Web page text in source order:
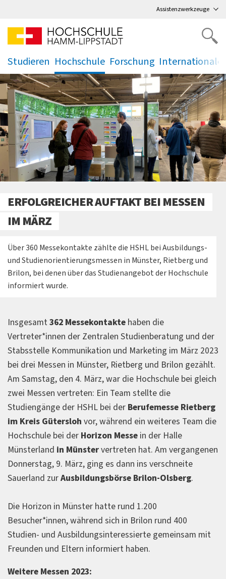
Assistenzwerkzeuge
Studieren
.
Hochschule
.
Forschung
. .
ERFOLGREICHER AUFTAKT BEI MESSEN
IM MÄRZ
Über 360 Messekontakte zählte die HSHL bei Ausbildungs-
und Studienorientierungsmessen in Münster, Rietberg und
Brilon, bei denen über das Studienangebot der Hochschule
informiert wurde.
Insgesamt362 Messekontakte haben die
Vertreter*innen der Zentralen Studienberatung und der
Stabsstelle Kommunikation und Marketing im März 2023
bei drei Messen in Münster, Rietberg und Brilon gezählt.
Am Samstag, den 4. März, war die Hochschule bei gleich
zwei Messen vertreten: Ein Team stellte die
Studiengänge der HSHL bei der Berufemesse Rietberg
im Kreis Gütersloh vor, während ein weiteres Team die
Hochschule bei der Horizon Messe in der Halle
Münsterland in Münstervertreten hat. Am vergangenen
Donnerstag, 9. März, ging es dann ins verschneite
Sauerland zurAusbildungsbörse Brilon-Olsberg.
Die Horizon in Münster hatte rund 1.200
Besucher*innen, während sich in Brilon rund 400
Studien- und Ausbildungsinteressierte gemeinsam mit
Freunden und Eltern informiert haben.
Weitere Messen 2023: